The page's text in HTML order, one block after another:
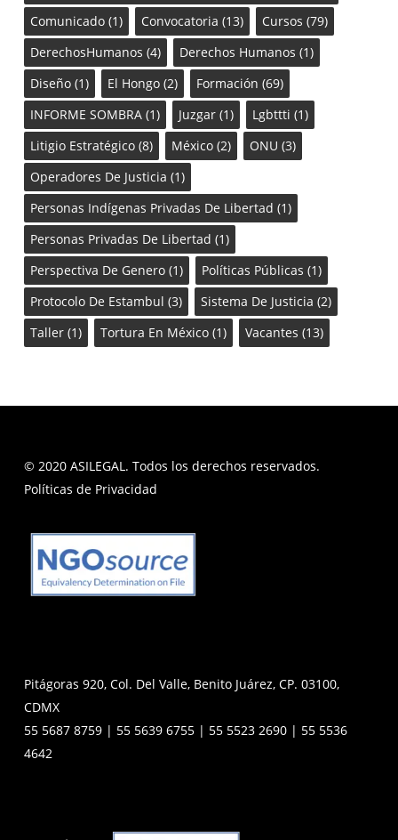
Comunicado(1) Convocatoria (13) Cursos (79)
DerechosHumanos (4) Derechos Humanos (1)
Diseño(1) El Hongo(2) Formación (69)
INFORME SOMBRA(1) Juzgar(1) Lgbttti (1)
Litigio Estratégico(8) México(2) ONU (3)
Operadores De Justicia (1)
Personas Indígenas Privadas De Libertad (1)
Personas Privadas De Libertad (1)
Perspectiva De Genero(1) Políticas Públicas (1)
Protocolo De Estambul (3) Sistema De Justicia (2)
Taller(1) Tortura En México(1) Vacantes (13)
© 2020 ASILEGAL. Todos los derechos reservados.
Políticas de Privacidad
Pitágoras 920, Col. Del Valle, Benito Juárez, CP. 03100,
CDMX
55 5687 8759 | 55 5639 6755 | 55 5523 2690 | 55 5536
4642